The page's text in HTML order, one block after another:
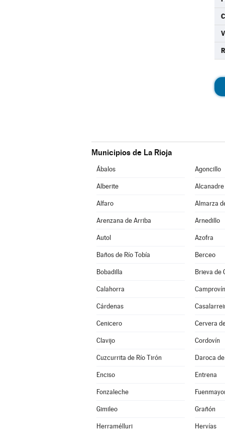
Municipios de La Rioja
Ábalos Agoncillo
Alberite Alcanadre
Alfaro Almarza
Arenzana de Arriba Arnedillo
Autol Azofra
Baños de Río Tobía Berceo
Bobadilla Brieva de
Calahorra Camprovín
Cárdenas
Cenicero Cervera
Clavijo Cordovín
Cuzcurrita de Río Tirón Daroca
Enciso Entrena
Fonzaleche
Gimileo Grañón
Herramélluri Hervías